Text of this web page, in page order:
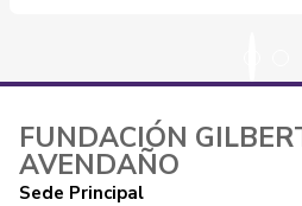
FUNDACIÓN
AVENDAÑO
Sede Principal